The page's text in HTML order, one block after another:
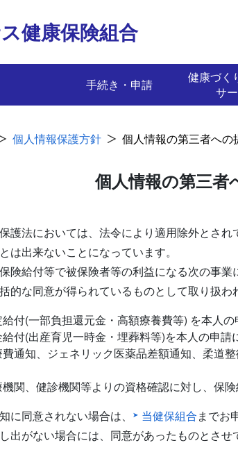
健康保険組合
手続き・申請
健康づく
サ
個人情報保護方針 個人情報の第三者へ
個人情報の第三者
護法においては、法令により適用除外とさ
は出来ないことになっています。
険給付等で被保険者等の利益になる次の事
的な同意が得られているものとして取り扱わ
付(一部負担還元金・高額療養費等) を本人
付(出産育児一時金・埋葬料等)を本人の申
費通知、ジェネリック医薬品差額通知、柔道
機関、健診機関等よりの資格確認に対し、保
に同意されない場合は、
当健保組合までお
出がない場合には、同意があったものとさせ